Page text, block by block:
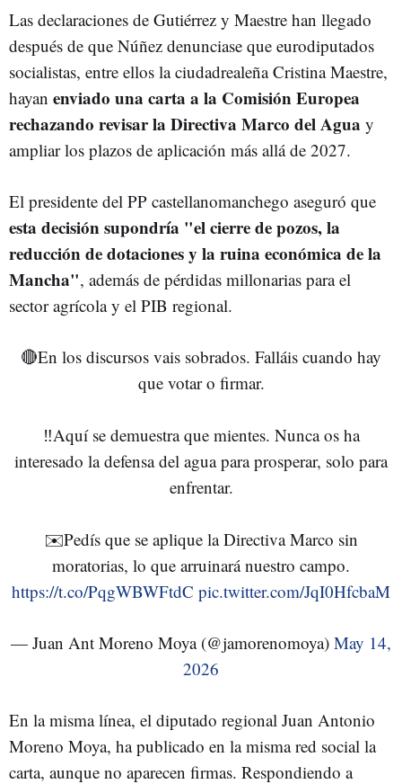
Las declaraciones de Gutiérrez y Maestre han llegado
después de que Núñez denunciase que eurodiputados
socialistas, entre ellos la ciudadrealeña Cristina Maestre,
hayan enviado una carta a la Comisión Europea
rechazando revisar la Directiva Marco del Agua y
ampliar los plazos de aplicación más allá de 2027.
El presidente del PP castellanomanchego aseguró que
esta decisión supondría "el cierre de pozos, la
reducción de dotaciones y la ruina económica de la
Mancha", además de pérdidas millonarias para el
sector agrícola y el PIB regional.
🔴En los discursos vais sobrados. Falláis cuando hay
que votar o firmar.
‼️Aquí se demuestra que mientes. Nunca os ha
interesado la defensa del agua para prosperar, solo para
enfrentar.
✉️Pedís que se aplique la Directiva Marco sin
moratorias, lo que arruinará nuestro campo.
https://t.co/PqgWBWFtdC pic.twitter.com/JqI0HfcbaM
— Juan Ant Moreno Moya (@jamorenomoya) May 14,
2026
En la misma línea, el diputado regional Juan Antonio
Moreno Moya, ha publicado en la misma red social la
carta, aunque no aparecen firmas. Respondiendo a